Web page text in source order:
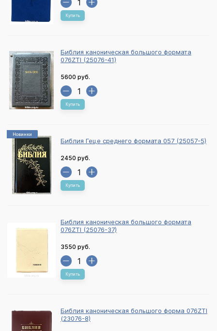
Купить
Библия каноническая большого формата
076ZTI (25076-41)
5600 руб.
Купить
Новинки
Библия Геце среднего формата 057 (25057-5)
2450 руб.
Купить
Библия каноническая большого формата
076ZTI (25076-37)
3550 руб.
Купить
Библия каноническая большого форма 076ZTI
(23076-8)